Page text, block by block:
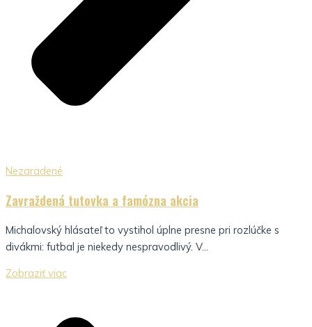
Nezaradené
Zavraždená tutovka a famózna akcia
Michalovský hlásateľ to vystihol úplne presne pri rozlúčke s
divákmi: futbal je niekedy nespravodlivý. V...
Zobraziť viac